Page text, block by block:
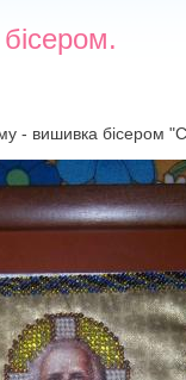
- вишивка бісером